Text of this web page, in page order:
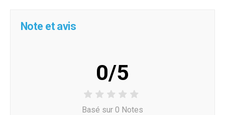
Note et avis
0/5
Basé sur 0 Notes